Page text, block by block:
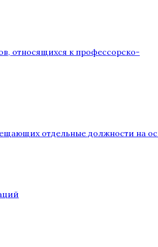
относящихся к профессорско-
отдельные должности на